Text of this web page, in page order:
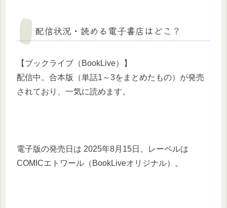
配信状況・読める電子書店はどこ？
【ブックライブ（BookLive）】
配信中。合本版（単話1～3をまとめたもの）が発売
されており、一気に読めます。
電子版の発売日は 2025年8月15日。レーベルは
COMICエトワール（BookLiveオリジナル）。